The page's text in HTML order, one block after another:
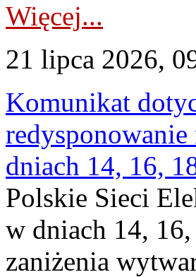
Więcej...
21 lipca 2026,
Komunikat
dniach 14, 16,
Polskie Sieci
w dniach 14,
zaniżenia